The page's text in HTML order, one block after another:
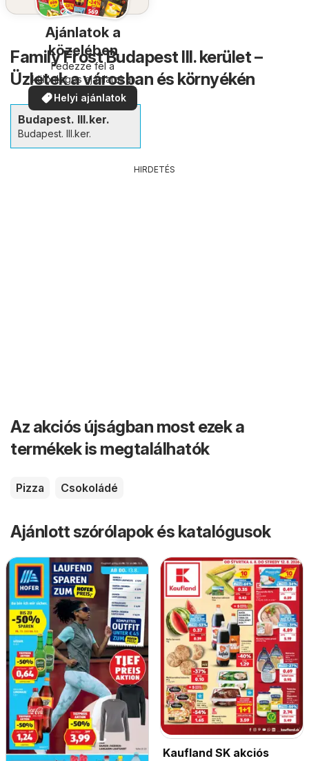
Ajánlatok a
közelében
Fedezze fel a
különleges ajánlatokat
Helyi ajánlatok
Family Frost Budapest III. kerület –
Üzletek a városban és környékén
Budapest. III.ker.
Budapest. III.ker.
HIRDETÉS
Az akciós újságban most ezek a
termékek is megtalálhatók
Pizza Csokoládé
Ajánlott szórólapok és katalógusok
Kaufland SK akciós